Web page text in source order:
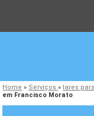
Home » Serviços» lares
em Francisco Morato